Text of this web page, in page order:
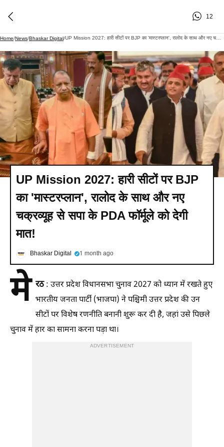
12
Home/News/Bhaskar Digital/ UP Mission 2027: हारी सीटों पर BJP का 'मास्टरप्लान', रालोद के साथ और नए चक्रव्यूह से सपा के PDA फॉर्मूले को देगी मात!
UP Mission 2027: हारी सीटों पर BJP
का 'मास्टरप्लान', रालोद के साथ और नए
चक्रव्यूह से सपा के PDA फॉर्मूले को देगी
मात!
Bhaskar Digital 1 month ago
मे रठ: उत्तर प्रदेश विधानसभा चुनाव 2027 को ध्यान में रखते हुए
भारतीय जनता पार्टी (भाजपा) ने पश्चिमी उत्तर प्रदेश की उन
सीटों पर विशेष रणनीति बनानी शुरू कर दी है, जहां उसे पिछले
चुनाव में हार का सामना करना पड़ा था।
ADVERTISEMENT